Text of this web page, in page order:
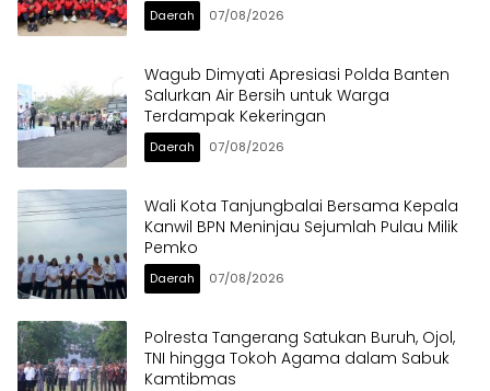
Daerah 07/08/2026
Wagub Dimyati Apresiasi Polda Banten
Salurkan Air Bersih untuk Warga
Terdampak Kekeringan
Daerah 07/08/2026
Wali Kota Tanjungbalai Bersama Kepala
Kanwil BPN Meninjau Sejumlah Pulau Milik
Pemko
Daerah 07/08/2026
Polresta Tangerang Satukan Buruh, Ojol,
TNI hingga Tokoh Agama dalam Sabuk
Kamtibmas